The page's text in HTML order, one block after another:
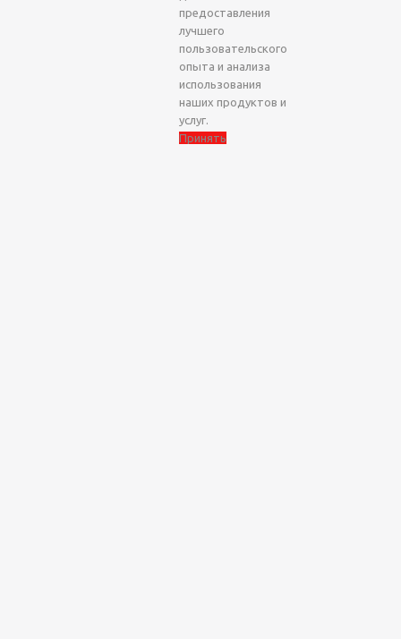
предоставления
лучшего
пользовательского
опыта и анализа
использования
наших продуктов и
услуг.
Принять